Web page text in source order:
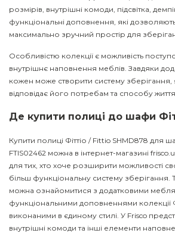
розмірів, внутрішні комоди, підсвітка,
функціональні доповнення, які
максимально зручний простір для
Особливістю колекції є можливість
внутрішнє наповнення меблів. Завдяки
кожен може створити систему
відповідає його потребам та способу життя.
Де купити полиці до шафи
Купити полиці Фіттіо / Fittio SHMD878 для
FTIS02462 можна в інтернет-магазині
для тих, хто хоче розширити можливості
більш функціональну систему зберігання.
можна ознайомитися з додатковими
функціональними доповненнями колекції
виконаними в єдиному стилі. У Frisco
внутрішні комоди та інші елементи